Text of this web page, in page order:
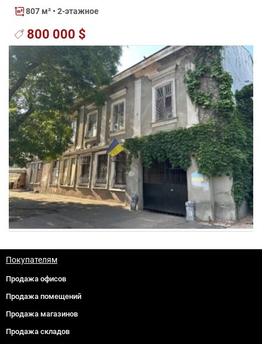
807 м² • 2-этажное
800 000 $
Покупателям
Продажа офисов
Продажа помещений
Продажа магазинов
Продажа складов